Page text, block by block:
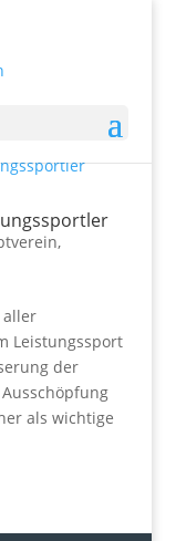
,
aller
Leistungssport
der
als wichtige